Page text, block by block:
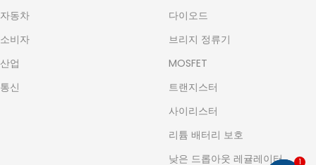
자동차
소비자
산업
통신
다이오드
브리지 정류기
MOSFET
트랜지스터
사이리스터
리튬 배터리 보호
낮은 드롭아웃 레귤레이터
1